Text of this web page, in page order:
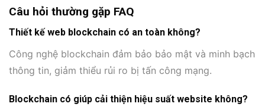
Câu hỏi thường gặp FAQ
Thiết kế web blockchain có an toàn không?
Công nghệ blockchain đảm bảo bảo mật và minh bạch
thông tin, giảm thiểu rủi ro bị tấn công mạng.
Blockchain có giúp cải thiện hiệu suất website không?